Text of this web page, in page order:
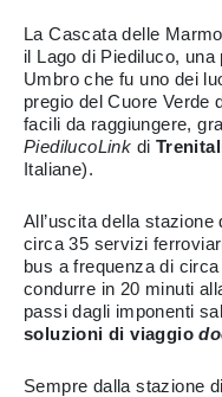
La Cascata delle
il Lago di Piediluco,
Umbro che fu uno dei
pregio del Cuore Verde
facili da raggiungere,
PiedilucoLink di
Italiane).
All’uscita della
circa 35 servizi
bus a frequenza di
condurre in 20 minuti
passi dagli imponenti
soluzioni di viaggio
Sempre dalla stazione